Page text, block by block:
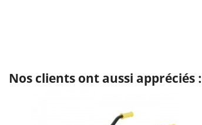
Nos clients ont aussi appréciés :